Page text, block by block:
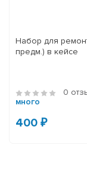
Набор для
предм.) в кейсе
0
много
400 ₽